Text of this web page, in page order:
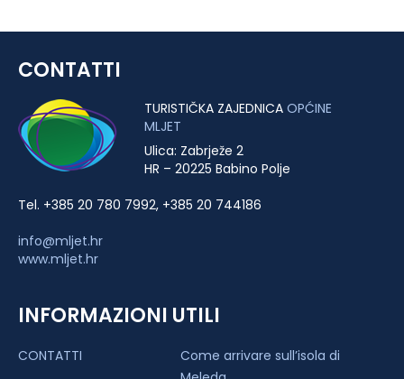
CONTATTI
TURISTIČKA ZAJEDNICA OPĆINE
MLJET
Ulica: Zabrježe 2
HR – 20225 Babino Polje
Tel. +385 20 780 7992, +385 20 744186
info@mljet.hr
www.mljet.hr
INFORMAZIONI UTILI
CONTATTI
Come arrivare sull’isola di